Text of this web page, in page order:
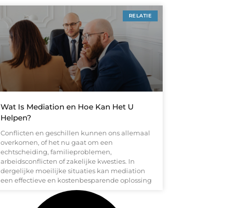
RELATIE
Wat Is Mediation en Hoe Kan Het U
Helpen?
Conflicten en geschillen kunnen ons allemaal
overkomen, of het nu gaat om een
echtscheiding, familieproblemen,
arbeidsconflicten of zakelijke kwesties. In
dergelijke moeilijke situaties kan mediation
een effectieve en kostenbesparende oplossing